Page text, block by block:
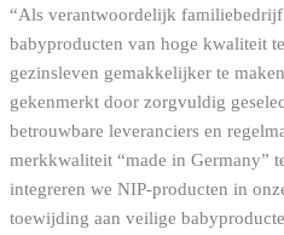
“Als verantwoordelijk familiebedrijf
babyproducten van hoge kwaliteit
gezinsleven gemakkelijker te
gekenmerkt door zorgvuldig
betrouwbare leveranciers en
merkkwaliteit “made in Germany”
integreren we NIP-producten in
toewijding aan veilige